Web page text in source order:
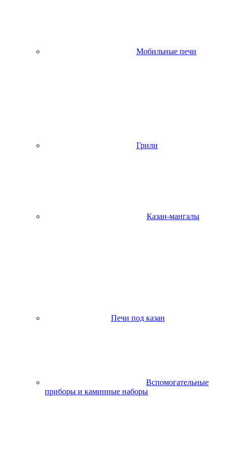
Мобильные печи
Грили
Казан-мангалы
Печи под казан
Вспомогательные
приборы и каминные наборы